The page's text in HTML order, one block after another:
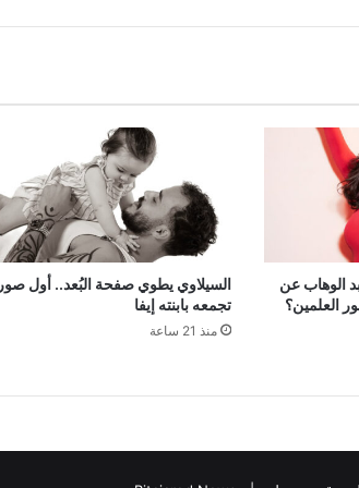
الوهاب عن
العلمين؟
السيلاوي يطوي صفحة البُعد.. أول صور
تجمعه بابنته إيفا
منذ 21 ساعة